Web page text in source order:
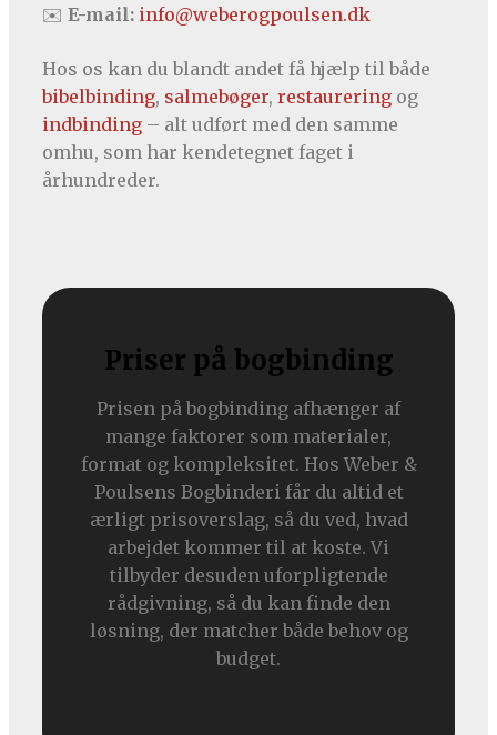
Priser på bogbinding
Prisen på bogbinding afhænger af
mange faktorer som materialer,
format og kompleksitet. Hos Weber &
Poulsens Bogbinderi får du altid et
ærligt prisoverslag, så du ved, hvad
arbejdet kommer til at koste. Vi
tilbyder desuden uforpligtende
rådgivning, så du kan finde den
løsning, der matcher både behov og
budget.
✉️ E-mail: info@weberogpoulsen.dk
Hos os kan du blandt andet få hjælp til både
bibelbinding, salmebøger, restaurering og
indbinding – alt udført med den samme
omhu, som har kendetegnet faget i
århundreder.